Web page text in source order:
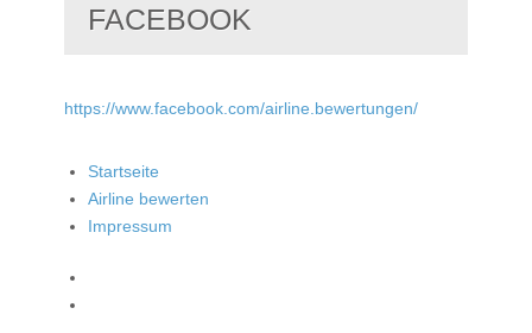
FACEBOOK
https://www.facebook.com/airline.bewertungen/
Startseite
Airline bewerten
Impressum